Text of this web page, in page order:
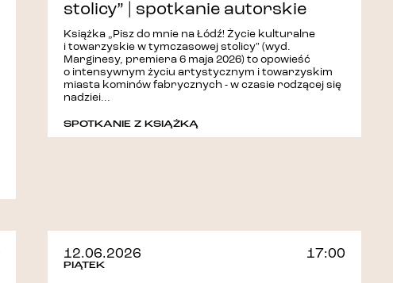
stolicy” | spotkanie autorskie
Książka „Pisz do mnie na Łódź! Życie kulturalne
i towarzyskie w tymczasowej stolicy" (wyd.
Marginesy, premiera 6 maja 2026) to opowieść
o intensywnym życiu artystycznym i towarzyskim
miasta kominów fabrycznych - w czasie rodzącej się
nadziei...
SPOTKANIE Z KSIĄŻKĄ
12.06.2026
PIĄTEK
17:00